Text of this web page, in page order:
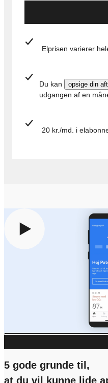
Elprisen varierer
Du kan opsige din
udgangen af en
20 kr./md. i
For at se indholdet
cookies. Det gør du ved
vælge
5 gode grunde til,
at du vil kunne lide